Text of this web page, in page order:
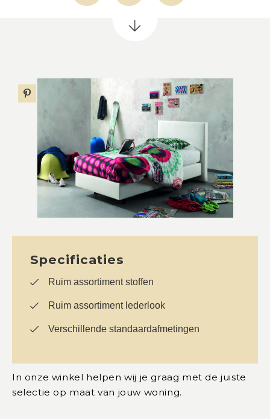
Specificaties
Ruim assortiment stoffen
Ruim assortiment lederlook
Verschillende standaardafmetingen
In onze winkel helpen wij je graag met de juiste
selectie op maat van jouw woning.